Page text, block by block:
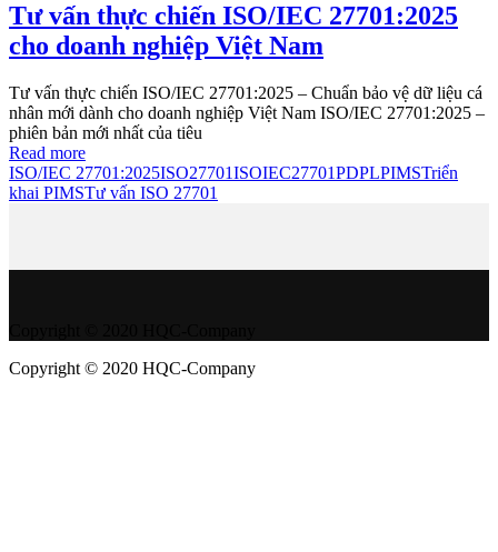
Tư vấn thực chiến ISO/IEC 27701:2025
cho doanh nghiệp Việt Nam
Tư vấn thực chiến ISO/IEC 27701:2025 – Chuẩn bảo vệ dữ liệu cá
nhân mới dành cho doanh nghiệp Việt Nam ISO/IEC 27701:2025 –
phiên bản mới nhất của tiêu
Read more
ISO/IEC 27701:2025ISO27701ISOIEC27701PDPLPIMSTriển
khai PIMSTư vấn ISO 27701
Copyright © 2020 HQC-Company